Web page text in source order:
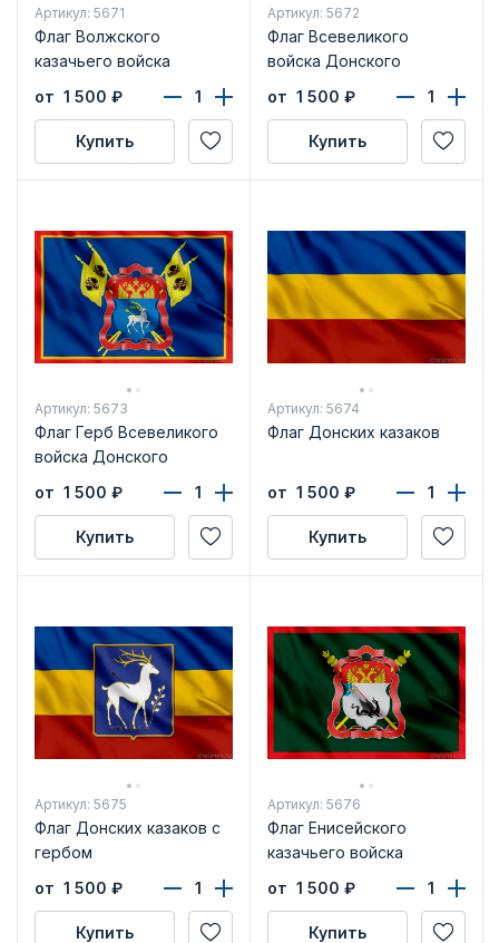
Артикул: 5671
Флаг Волжского
казачьего войска
от 1 500 ₽
Купить
Артикул: 5672
Флаг Всевеликого
войска Донского
от 1 500 ₽
Купить
Артикул: 5673
Флаг Герб Всевеликого
войска Донского
от 1 500 ₽
Купить
Артикул: 5674
Флаг Донских казаков
от 1 500 ₽
Купить
Артикул: 5675
Флаг Донских казаков с
гербом
от 1 500 ₽
Купить
Артикул: 5676
Флаг Енисейского
казачьего войска
от 1 500 ₽
Купить